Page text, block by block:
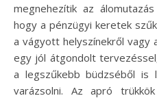
megnehezítik az
hogy a pénzügyi keretek
a vágyott helyszínekről vagy
egy jól átgondolt
a legszűkebb büdzséből is
varázsolni. Az apró